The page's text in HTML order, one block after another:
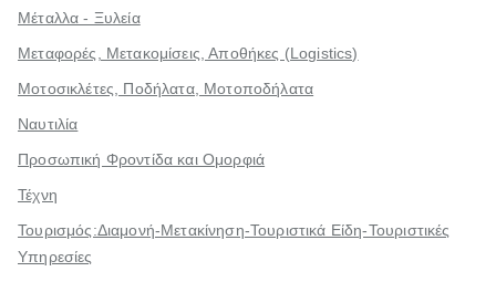
Μέταλλα - Ξυλεία
Μεταφορές, Μετακομίσεις, Αποθήκες (Logistics)
Μοτοσικλέτες, Ποδήλατα, Μοτοποδήλατα
Ναυτιλία
Προσωπική Φροντίδα και Ομορφιά
Τέχνη
Τουρισμός:Διαμονή-Μετακίνηση-Τουριστικά Είδη-Τουριστικές
Υπηρεσίες